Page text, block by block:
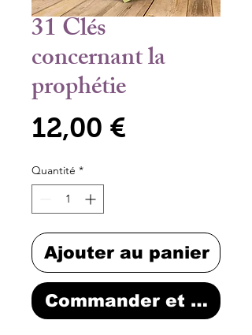
31 Clés
concernant la
prophétie
12,00 €
Quantité *
Ajouter au panier
Commander et payer